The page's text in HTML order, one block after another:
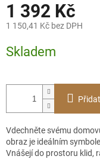
1 392 Kč
1 150,41 Kč bez DPH
cena:
Skladem
Vdechněte svému
obraz je ideálním
Vnášejí do prostoru klid,